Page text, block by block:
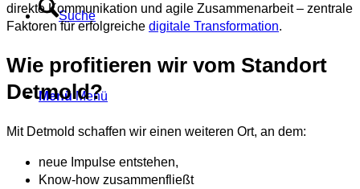
Suche
Menü Menü
direkte Kommunikation und agile Zusammenarbeit – zentrale
Faktoren für erfolgreiche digitale Transformation.
Wie profitieren wir vom Standort
Detmold?
Mit Detmold schaffen wir einen weiteren Ort, an dem:
neue Impulse entstehen,
Know-how zusammenfließt